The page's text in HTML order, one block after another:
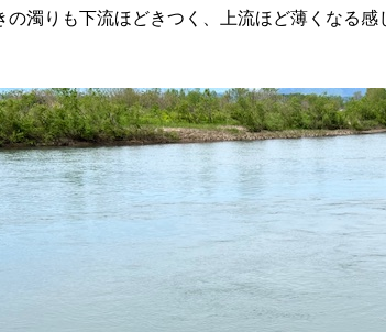
の濁りも下流ほどきつく、上流ほど薄くなる感